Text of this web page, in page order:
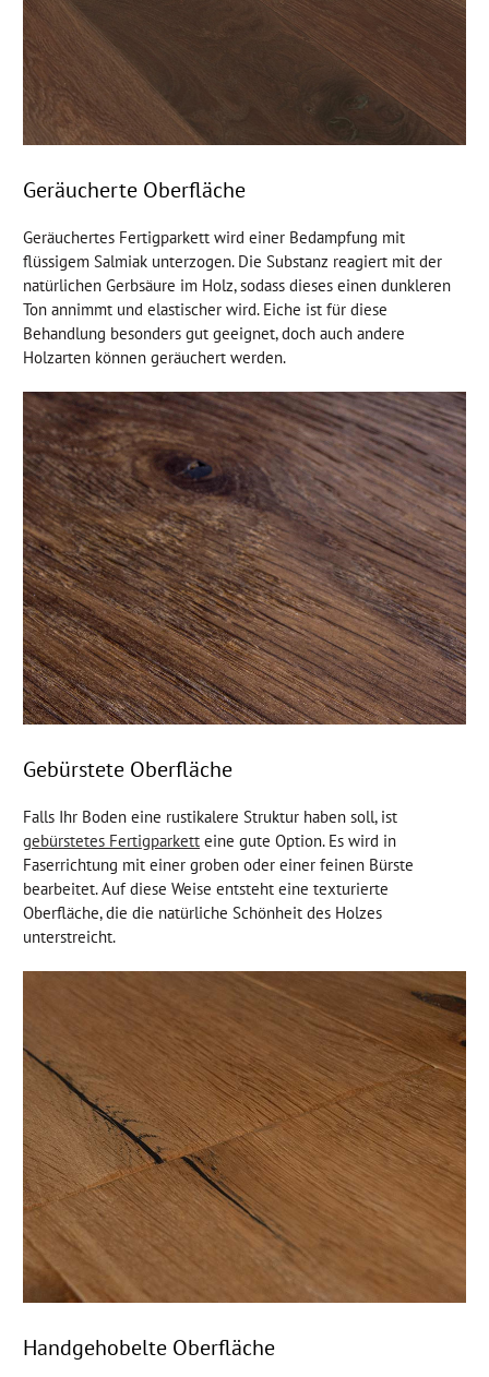
Geräucherte Oberfläche
Geräuchertes Fertigparkett wird einer Bedampfung mit
flüssigem Salmiak unterzogen. Die Substanz reagiert mit der
natürlichen Gerbsäure im Holz, sodass dieses einen dunkleren
Ton annimmt und elastischer wird. Eiche ist für diese
Behandlung besonders gut geeignet, doch auch andere
Holzarten können geräuchert werden.
Gebürstete Oberfläche
Falls Ihr Boden eine rustikalere Struktur haben soll, ist
gebürstetes Fertigparkett eine gute Option. Es wird in
Faserrichtung mit einer groben oder einer feinen Bürste
bearbeitet. Auf diese Weise entsteht eine texturierte
Oberfläche, die die natürliche Schönheit des Holzes
unterstreicht.
Handgehobelte Oberfläche